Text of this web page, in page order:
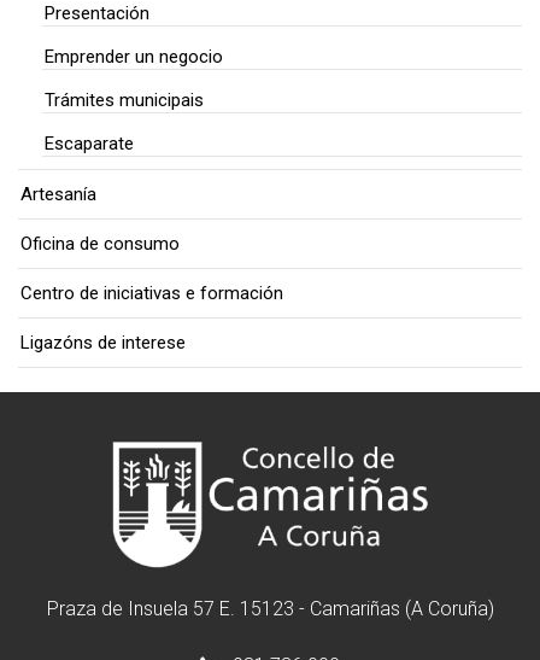
Presentación
Emprender un negocio
Trámites municipais
Escaparate
Artesanía
Oficina de consumo
Centro de iniciativas e formación
Ligazóns de interese
Praza de Insuela 57 E. 15123 - Camariñas (A Coruña)